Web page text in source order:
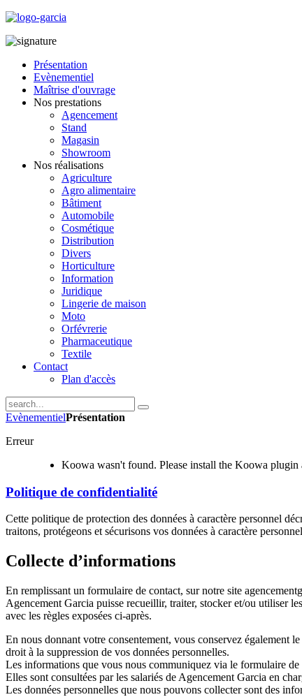
Présentation
Evènementiel
Maîtrise d'ouvrage
Nos prestations
Agencement
Stand
Magasin
Showroom
Nos réalisations
Agriculture
Agro alimentaire
Bâtiment
Automobile
Cosmétique
Distribution
Divers
Horticulture
Information
Juridique
Lingerie de maison
Moto
Orfévrerie
Pharmaceutique
Textile
Contact
Plan d'accès
EvènementielPrésentation
Erreur
Koowa wasn't found. Please install the Koowa plugin
Politique de confidentialité
Cette politique de protection des données à caractère personnel
traitons, protégeons et sécurisons vos données à caractère
Collecte d’informations
En remplissant un formulaire de contact, sur notre site
Agencement Garcia puisse recueillir, traiter, stocker et/ou utiliser
avec les règles exposées ci-après.
En nous donnant votre consentement, vous conservez également
droit à la suppression de vos données personnelles.
Les informations que vous nous communiquez via le formulaire
Elles sont consultées par les salariés de Agencement Garcia en
Les données personnelles que nous pouvons collecter sont des